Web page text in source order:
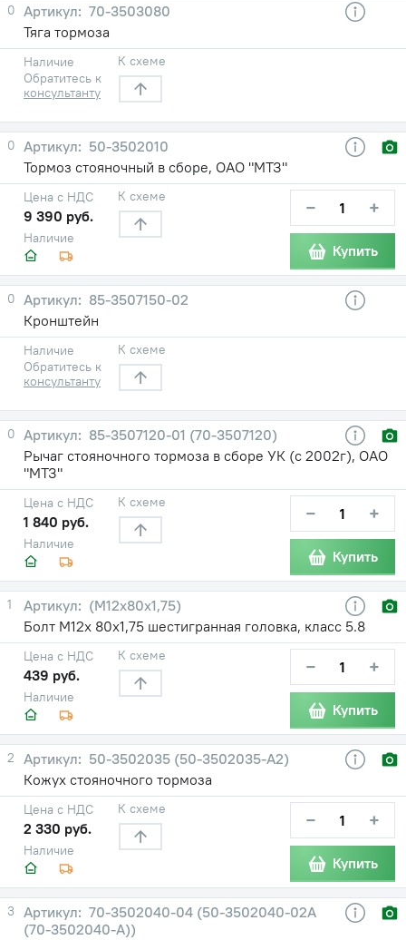
0
70-3503080
Тяга тормоза
Наличие
Обратитесь к
консультанту
К схеме
0
50-3502010
Тормоз стояночный в сборе, ОАО "МТЗ"
Наличие
Цена с НДС
9 390 руб.
К схеме − +
Купить
0
85-3507150-02
Кронштейн
Наличие
Обратитесь к
консультанту
К схеме
0
85-3507120-01 (70-3507120)
Рычаг стояночного тормоза в сборе УК (с 2002г), ОАО
"МТЗ"
Наличие
Цена с НДС
1 840 руб.
К схеме − +
Купить
1
(М12х80х1,75)
Болт М12х 80х1,75 шестигранная головка, класс 5.8
Наличие
Цена с НДС
439 руб.
К схеме − +
Купить
2
50-3502035 (50-3502035-А2)
Кожух стояночного тормоза
Наличие
Цена с НДС
2 330 руб.
К схеме − +
Купить
3
70-3502040-04 (50-3502040-02А
(70-3502040-А))